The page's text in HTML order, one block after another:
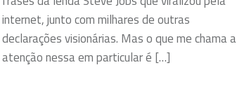
internet, junto com milhares de outras
declarações visionárias. Mas o que me chama a
atenção nessa em particular é […]